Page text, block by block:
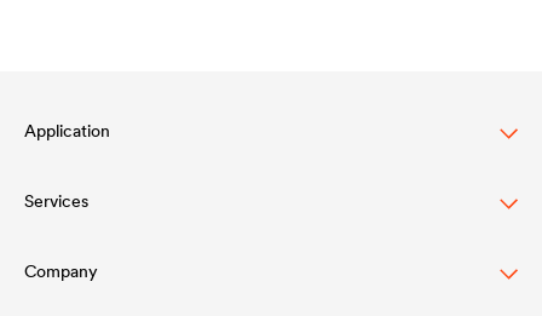
Application
Wood varnish
Agriculture
Services
Download
Company